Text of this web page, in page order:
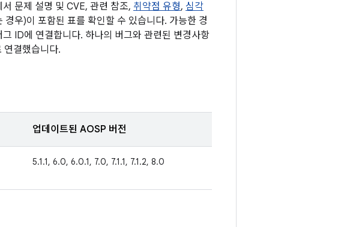
문제 설명 및 CVE, 관련 참조, 취약점 유형, 심각
우)이 포함된 표를 확인할 수 있습니다. 가능한 경
ID에 연결합니다. 하나의 버그와 관련된 변경사항
연결했습니다.
업데이트된 AOSP 버전
5.1.1, 6.0, 6.0.1, 7.0, 7.1.1, 7.1.2, 8.0